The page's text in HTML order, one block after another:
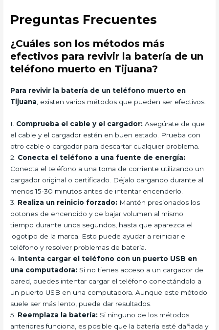
Preguntas Frecuentes
¿Cuáles son los métodos más
efectivos para revivir la batería de un
teléfono muerto en Tijuana?
Para revivir la batería de un teléfono muerto en
Tijuana , existen varios métodos que pueden ser efectivos:
1. Comprueba el cable y el cargador: Asegúrate de que
el cable y el cargador estén en buen estado. Prueba con
otro cable o cargador para descartar cualquier problema.
2. Conecta el teléfono a una fuente de energía:
Conecta el teléfono a una toma de corriente utilizando un
cargador original o certificado. Déjalo cargando durante al
menos 15-30 minutos antes de intentar encenderlo.
3. Realiza un reinicio forzado: Mantén presionados los
botones de encendido y de bajar volumen al mismo
tiempo durante unos segundos, hasta que aparezca el
logotipo de la marca. Esto puede ayudar a reiniciar el
teléfono y resolver problemas de batería.
4. Intenta cargar el teléfono con un puerto USB en
una computadora: Si no tienes acceso a un cargador de
pared, puedes intentar cargar el teléfono conectándolo a
un puerto USB en una computadora. Aunque este método
suele ser más lento, puede dar resultados.
5. Reemplaza la batería: Si ninguno de los métodos
anteriores funciona, es posible que la batería esté dañada y